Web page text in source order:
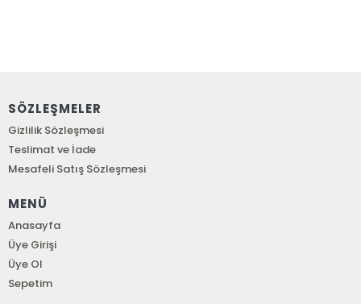
SÖZLEŞMELER
Gizlilik Sözleşmesi
Teslimat ve İade
Mesafeli Satış Sözleşmesi
MENÜ
Anasayfa
Üye Girişi
Üye Ol
Sepetim